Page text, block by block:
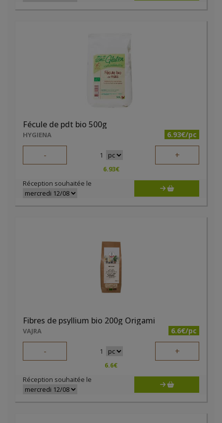
Fécule de pdt bio 500g
HYGIENA 6.93€/pc
- 1 +
6.93€
Réception souhaitée le
Fibres de psyllium bio 200g Origami
VAJRA 6.6€/pc
- 1 +
6.6€
Réception souhaitée le